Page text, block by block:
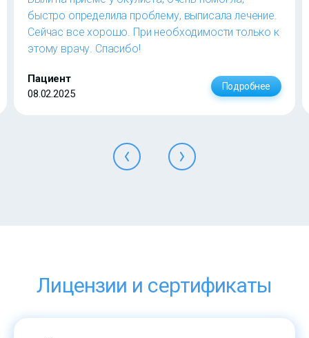
быстро определила проблему, выписала лечение.
Сейчас все хорошо. При необходимости только к
этому врачу. Спасибо!
Пациент
08.02.2025
Подробнее
Лицензии и сертификаты